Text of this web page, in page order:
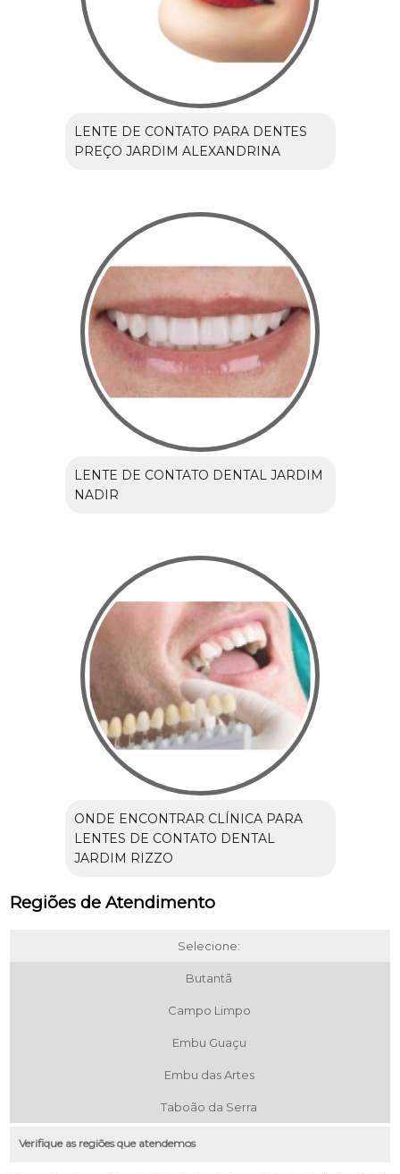
LENTE DE CONTATO PARA DENTES
PREÇO JARDIM ALEXANDRINA
LENTE DE CONTATO DENTAL JARDIM
NADIR
ONDE ENCONTRAR CLÍNICA PARA
LENTES DE CONTATO DENTAL
JARDIM RIZZO
Regiões de Atendimento
Selecione:
Butantã
Campo Limpo
Embu Guaçu
Embu das Artes
Taboão da Serra
Verifique as regiões que atendemos